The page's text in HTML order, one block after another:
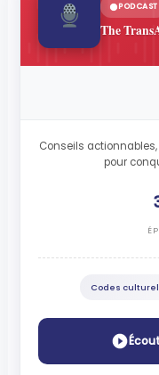
PODCAST
The
Conseils
pour
Codes